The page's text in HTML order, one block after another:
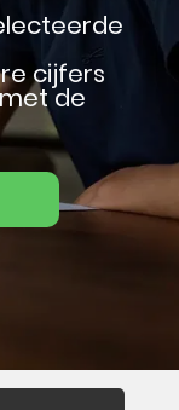
cijfers
de